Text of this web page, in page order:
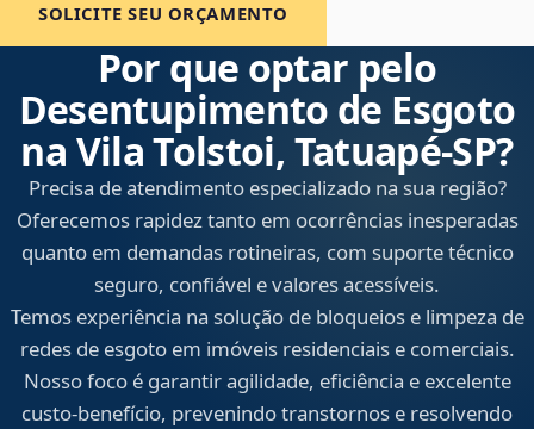
SOLICITE SEU ORÇAMENTO
Por que optar pelo
Desentupimento de Esgoto
na Vila Tolstoi, Tatuapé‑SP?
Precisa de atendimento especializado na sua região?
Oferecemos rapidez tanto em ocorrências inesperadas
quanto em demandas rotineiras, com suporte técnico
seguro, confiável e valores acessíveis.
Temos experiência na solução de bloqueios e limpeza de
redes de esgoto em imóveis residenciais e comerciais.
Nosso foco é garantir agilidade, eficiência e excelente
custo-benefício, prevenindo transtornos e resolvendo